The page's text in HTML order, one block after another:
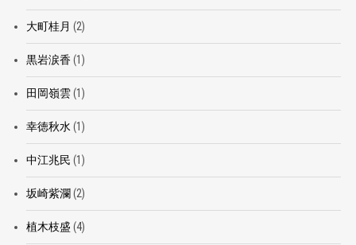
大町桂月 (2)
黒岩涙香(1)
田岡嶺雲(1)
幸徳秋水 (1)
中江兆民 (1)
坂崎紫瀾 (2)
植木枝盛 (4)